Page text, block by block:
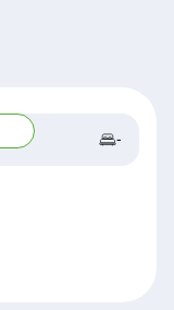
-